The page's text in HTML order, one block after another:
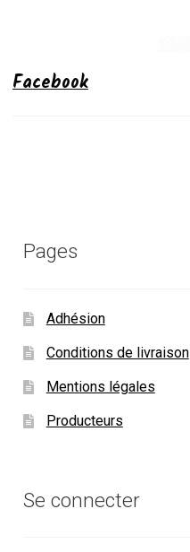
Facebook
Pages
Adhésion
Conditions de livraison
Mentions légales
Producteurs
Se connecter